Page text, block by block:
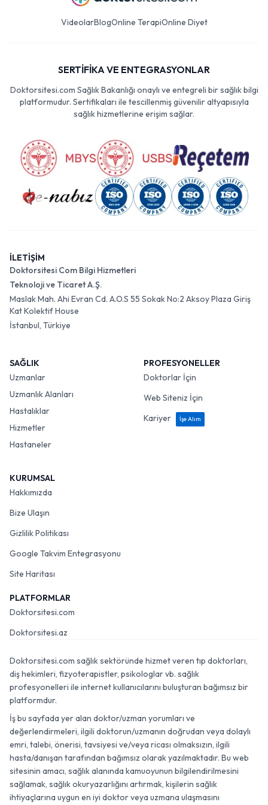
VideolarBlogOnline TerapiOnline Diyet
SERTİFİKA VE ENTEGRASYONLAR
Doktorsitesi.com Sağlık Bakanlığı onaylı ve entegreli bir sağlık bilgi
platformudur. Sertifikaları ile tescillenmiş güvenilir altyapısıyla
sağlık hizmetlerine erişim sağlar.
İLETİŞİM
Doktorsitesi Com Bilgi Hizmetleri
Teknoloji ve Ticaret A.Ş.
Maslak Mah. Ahi Evran Cd. A.O.S 55 Sokak No:2 Aksoy Plaza Giriş
Kat Kolektif House
İstanbul, Türkiye
SAĞLIK
Uzmanlar
Uzmanlık Alanları
Hastalıklar
Hizmetler
Hastaneler
PROFESYONELLER
Doktorlar İçin
Web Siteniz İçin
Kariyer
İşe Alım
KURUMSAL
Hakkımızda
Bize Ulaşın
Gizlilik Politikası
Google Takvim Entegrasyonu
Site Haritası
PLATFORMLAR
Doktorsitesi.com
Doktorsitesi.az
Doktorsitesi.com sağlık sektöründe hizmet veren tıp doktorları,
diş hekimleri, fizyoterapistler, psikologlar vb. sağlık
profesyonelleri ile internet kullanıcılarını buluşturan bağımsız bir
platformdur.
İş bu sayfada yer alan doktor/uzman yorumları ve
değerlendirmeleri, ilgili doktorun/uzmanın doğrudan veya dolaylı
emri, talebi, önerisi, tavsiyesi ve/veya ricası olmaksızın, ilgili
hasta/danışan tarafından bağımsız olarak yazılmaktadır. Bu web
sitesinin amacı, sağlık alanında kamuoyunun bilgilendirilmesini
sağlamak, sağlık okuryazarlığını artırmak, kişilerin sağlık
ihtiyaçlarına uygun en iyi doktor veya uzmana ulaşmasını